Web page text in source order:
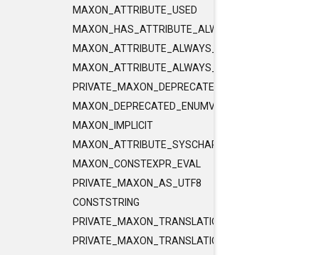
MAXON_ATTRIBUTE_USED
MAXON_HAS_ATTRIBUTE_ALWAYS_CONST
MAXON_ATTRIBUTE_ALWAYS_CONST
MAXON_ATTRIBUTE_ALWAYS_PURE
PRIVATE_MAXON_DEPRECATED_ENUMVALUE
MAXON_DEPRECATED_ENUMVALUE
MAXON_IMPLICIT
MAXON_ATTRIBUTE_SYSCHAR_IS_CHAR
MAXON_CONSTEXPR_EVAL
PRIVATE_MAXON_AS_UTF8
CONSTSTRING
PRIVATE_MAXON_TRANSLATIONUNIT_FLAGS
PRIVATE_MAXON_TRANSLATIONUNIT_FLAGS_2